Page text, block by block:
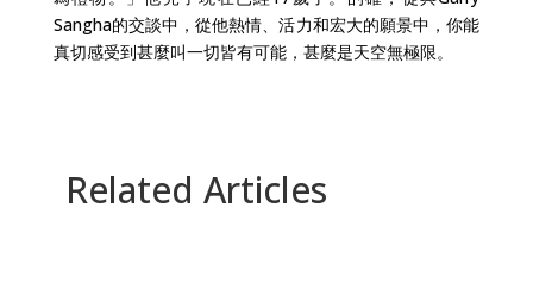
Sangha的交談中，從他熱情、活力和宏大的願景中，你能
真切感受到甚麼叫一切皆有可能，甚麼是天空無極限。
Related Articles